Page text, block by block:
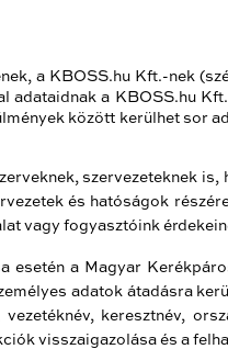
a KBOSS.hu Kft.-nek
adataidnak a KBOSS.hu
között kerülhet sor
szervezeteknek
és hatóságok
vagy fogyasztóink
esetén a Magyar
adatok átadásra
keresztnév,
visszaigazolása és a